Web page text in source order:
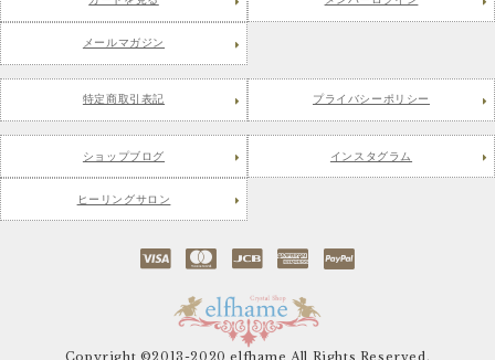
メールマガジン
特定商取引表記 プライバシーポリシー
ショップブログ インスタグラム
ヒーリングサロン